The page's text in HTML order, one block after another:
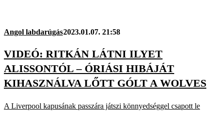
Angol labdarúgás2023.01.07. 21:58
VIDEÓ: RITKÁN LÁTNI ILYET
ALISSONTÓL – ÓRIÁSI HIBÁJÁT
KIHASZNÁLVA LŐTT GÓLT A WOLVES
A Liverpool kapusának passzára játszi könnyedséggel csapott le